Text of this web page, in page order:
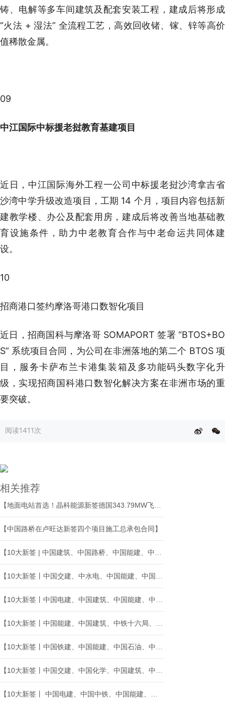
铸、电解等多车间建筑及配套安装工程，建成后将形成
“火法 + 湿法” 全流程工艺，高效回收锗、镓、锌等高价
值稀散金属。
09
中江国际中标援老挝教育基建项目
近日，中江国际海外工程一公司中标援老挝沙湾拿吉省
沙湾中学升级改造项目，工期 14 个月，项目内容包括新
建教学楼、办公及配套用房，建成后将改善当地基础教
育设施条件，助力中老教育合作与中老命运共同体建
设。
10
招商港口签约摩洛哥港口数智化项目
近日，招商国科与摩洛哥 SOMAPORT 签署 “BTOS+BO
S” 系统项目合同，为公司在非洲落地的第二个 BTOS 项
目，服务卡萨布兰卡港集装箱及多功能码头数字化升
级，实现招商国科港口数智化解决方案在非洲市场的重
要突破。
阅读1411次
相关推荐
【中国路桥在卢旺达新签四个项目施工总承包合同】